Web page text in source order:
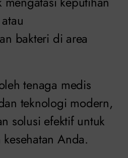
bakteri di area
tenaga medis
teknologi modern,
solusi efektif untuk
Anda.